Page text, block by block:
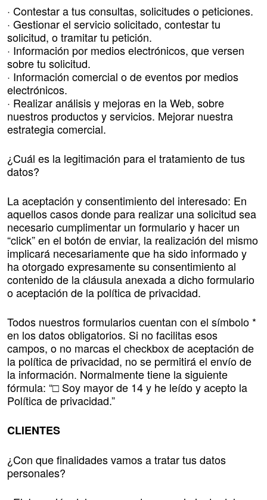
· Contestar a tus consultas, solicitudes o peticiones.
· Gestionar el servicio solicitado, contestar tu
solicitud, o tramitar tu petición.
· Información por medios electrónicos, que versen
sobre tu solicitud.
· Información comercial o de eventos por medios
electrónicos.
· Realizar análisis y mejoras en la Web, sobre
nuestros productos y servicios. Mejorar nuestra
estrategia comercial.
¿Cuál es la legitimación para el tratamiento de tus
datos?
La aceptación y consentimiento del interesado: En
aquellos casos donde para realizar una solicitud sea
necesario cumplimentar un formulario y hacer un
“click” en el botón de enviar, la realización del mismo
implicará necesariamente que ha sido informado y
ha otorgado expresamente su consentimiento al
contenido de la cláusula anexada a dicho formulario
o aceptación de la política de privacidad.
Todos nuestros formularios cuentan con el símbolo *
en los datos obligatorios. Si no facilitas esos
campos, o no marcas el checkbox de aceptación de
la política de privacidad, no se permitirá el envío de
la información. Normalmente tiene la siguiente
fórmula: “□ Soy mayor de 14 y he leído y acepto la
Política de privacidad.”
CLIENTES
¿Con que finalidades vamos a tratar tus datos
personales?